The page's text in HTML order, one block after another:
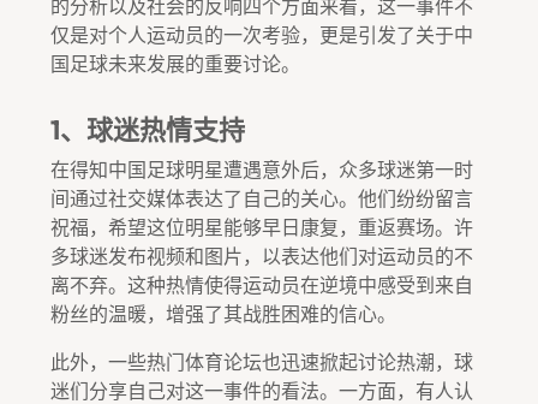
的分析以及社会的反响四个方面来看，这一事件不
仅是对个人运动员的一次考验，更是引发了关于中
国足球未来发展的重要讨论。
1、球迷热情支持
在得知中国足球明星遭遇意外后，众多球迷第一时
间通过社交媒体表达了自己的关心。他们纷纷留言
祝福，希望这位明星能够早日康复，重返赛场。许
多球迷发布视频和图片，以表达他们对运动员的不
离不弃。这种热情使得运动员在逆境中感受到来自
粉丝的温暖，增强了其战胜困难的信心。
此外，一些热门体育论坛也迅速掀起讨论热潮，球
迷们分享自己对这一事件的看法。一方面，有人认